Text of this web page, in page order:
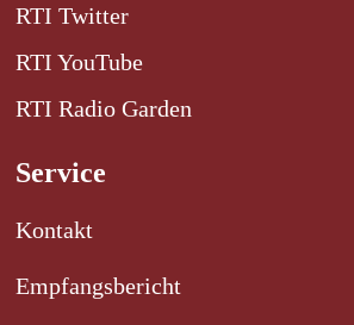
RTI Twitter
RTI YouTube
RTI Radio Garden
Service
Kontakt
Empfangsbericht